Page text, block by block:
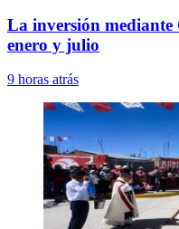
La inversión mediante
enero y julio
9 horas atrás